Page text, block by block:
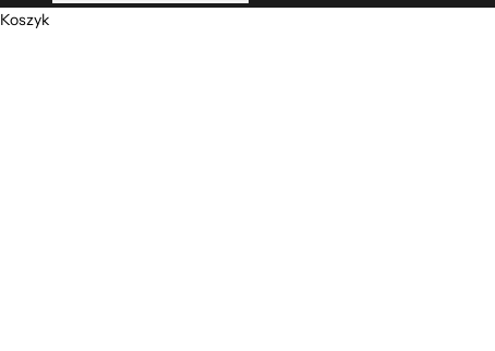
Koszyk